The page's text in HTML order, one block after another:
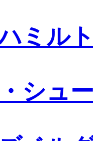
ミル
シュ